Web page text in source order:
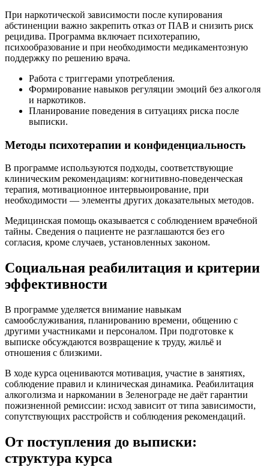
При наркотической зависимости после купирования
абстиненции важно закрепить отказ от ПАВ и снизить риск
рецидива. Программа включает психотерапию,
психообразование и при необходимости медикаментозную
поддержку по решению врача.
Работа с триггерами употребления.
Формирование навыков регуляции эмоций без алкоголя
и наркотиков.
Планирование поведения в ситуациях риска после
выписки.
Методы психотерапии и конфиденциальность
В программе используются подходы, соответствующие
клиническим рекомендациям: когнитивно-поведенческая
терапия, мотивационное интервьюирование, при
необходимости — элементы других доказательных методов.
Медицинская помощь оказывается с соблюдением врачебной
тайны. Сведения о пациенте не разглашаются без его
согласия, кроме случаев, установленных законом.
Социальная реабилитация и критерии
эффективности
В программе уделяется внимание навыкам
самообслуживания, планированию времени, общению с
другими участниками и персоналом. При подготовке к
выписке обсуждаются возвращение к труду, жильё и
отношения с близкими.
В ходе курса оцениваются мотивация, участие в занятиях,
соблюдение правил и клиническая динамика. Реабилитация
алкоголизма и наркомании в Зеленограде не даёт гарантии
пожизненной ремиссии: исход зависит от типа зависимости,
сопутствующих расстройств и соблюдения рекомендаций.
От поступления до выписки:
структура курса